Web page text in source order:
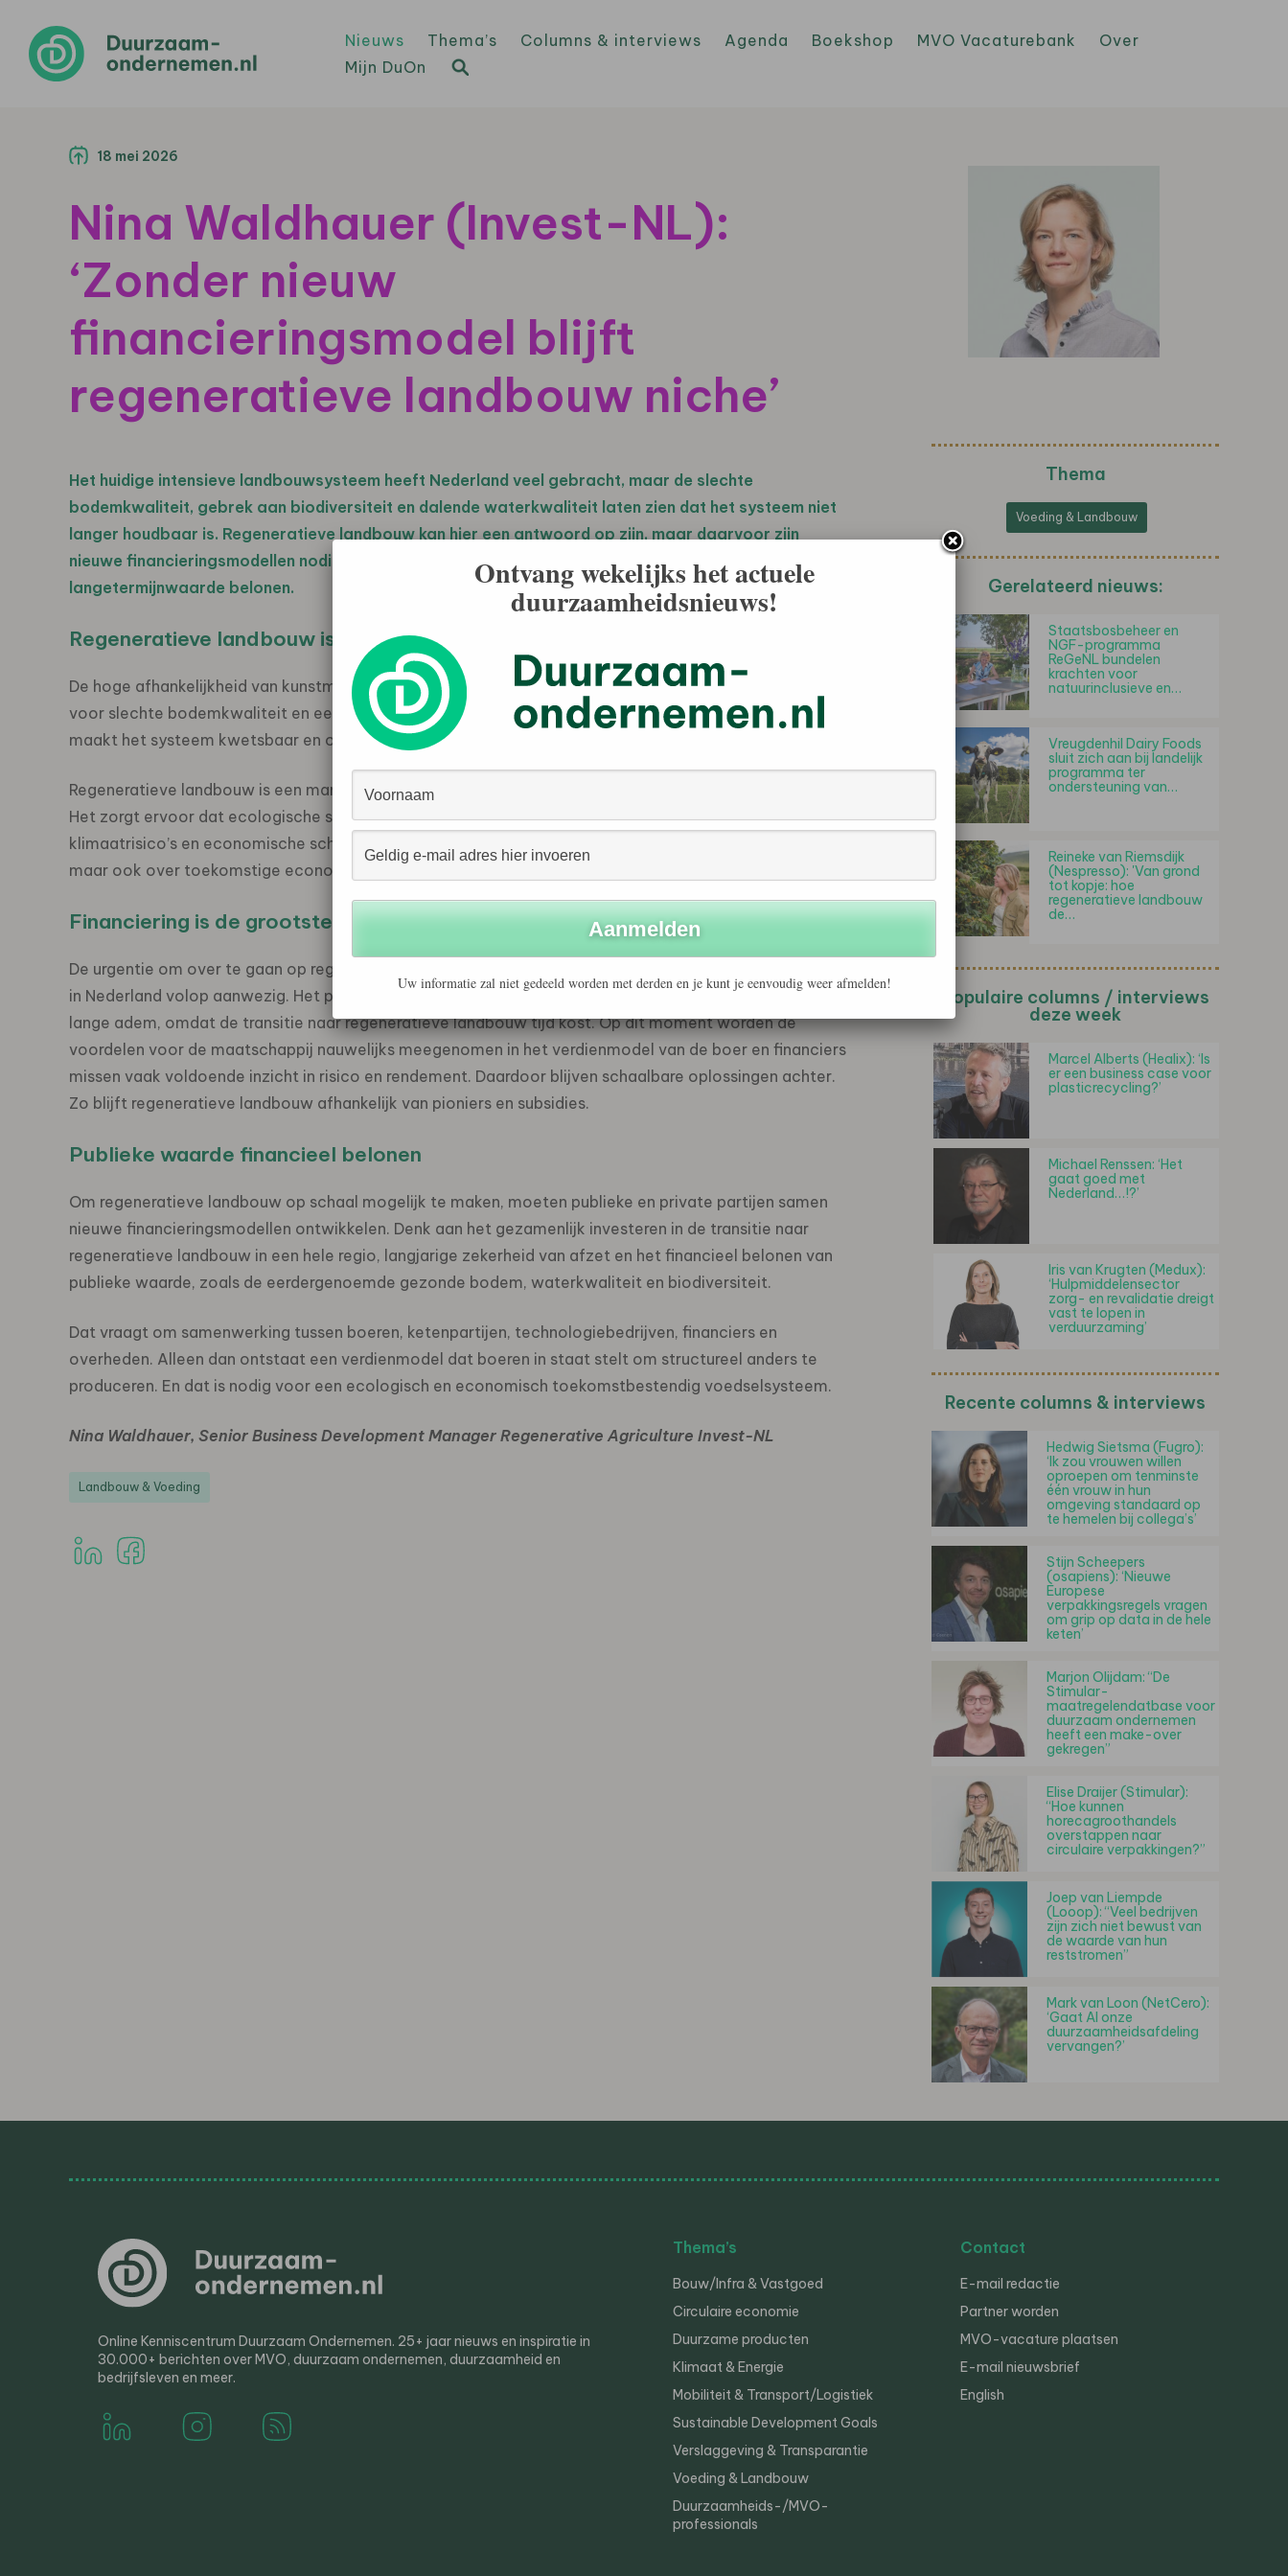
Nieuws Thema’s Columns & interviews Agenda Boekshop MVO Vacaturebank
Over
Mijn DuOn
18 mei 2026
Nina Waldhauer (Invest-NL):
‘Zonder nieuw
financieringsmodel blijft
regeneratieve landbouw niche’
Het huidige intensieve landbouwsysteem heeft Nederland veel gebracht, maar de slechte
bodemkwaliteit, gebrek aan biodiversiteit en dalende waterkwaliteit laten zien dat het systeem niet
langer houdbaar is. Regeneratieve landbouw kan hier een antwoord op zijn, maar daarvoor zijn
nieuwe financieringsmodellen nodig die niet alleen kortetermijnproductie, maar ook
langetermijnwaarde belonen.
Regeneratieve landbouw is een economische transitie.
De hoge afhankelijkheid van kunstmest en gewasbescherming van het huidige landbouwsysteem zorgt
voor slechte bodemkwaliteit en een gebrek aan biodiversiteit, en waterkwaliteit staat onder druk. Dat
maakt het systeem kwetsbaar en op termijn steeds minder houdbaar.
Regeneratieve landbouw is een manier van voedselproductie die de bodem herstelt in plaats van belast.
Het zorgt ervoor dat ecologische systemen in balans blijven en de voedselketen weerbaarder is tegen
klimaatrisico’s en economische schokken. Daarmee gaat deze transitie niet alleen over duurzaamheid,
maar ook over toekomstige economische weerbaarheid.
Financiering is de grootste bottleneck
De urgentie om over te gaan op regeneratieve landbouw is helder en kennis en innovatieve bedrijven zijn
in Nederland volop aanwezig. Het probleem zit vooral in de financiering. Investeringen vragen om een
lange adem, omdat de transitie naar regeneratieve landbouw tijd kost. Op dit moment worden de
voordelen voor de maatschappij nauwelijks meegenomen in het verdienmodel van de boer en financiers
missen vaak voldoende inzicht in risico en rendement. Daardoor blijven schaalbare oplossingen achter.
Zo blijft regeneratieve landbouw afhankelijk van pioniers en subsidies.
Publieke waarde financieel belonen
Om regeneratieve landbouw op schaal mogelijk te maken, moeten publieke en private partijen samen
nieuwe financieringsmodellen ontwikkelen. Denk aan het gezamenlijk investeren in de transitie naar
regeneratieve landbouw in een hele regio, langjarige zekerheid van afzet en het financieel belonen van
publieke waarde, zoals de eerdergenoemde gezonde bodem, waterkwaliteit en biodiversiteit.
Dat vraagt om samenwerking tussen boeren, ketenpartijen, technologiebedrijven, financiers en
overheden. Alleen dan ontstaat een verdienmodel dat boeren in staat stelt om structureel anders te
produceren. En dat is nodig voor een ecologisch en economisch toekomstbestendig voedselsysteem.
Nina Waldhauer, Senior Business Development Manager Regenerative Agriculture Invest-NL
Landbouw & Voeding
Thema
Voeding & Landbouw
Gerelateerd nieuws:
Staatsbosbeheer en
NGF-programma
ReGeNL bundelen
krachten voor
natuurinclusieve en…
Vreugdenhil Dairy Foods
sluit zich aan bij landelijk
programma ter
ondersteuning van…
Reineke van Riemsdijk
(Nespresso): 'Van grond
tot kopje: hoe
regeneratieve landbouw
de…
Populaire columns / interviews
deze week
Marcel Alberts (Healix): ‘Is
er een business case voor
plasticrecycling?’
Michael Renssen: ‘Het
gaat goed met
Nederland…!?’
Iris van Krugten (Medux):
‘Hulpmiddelensector
zorg- en revalidatie dreigt
vast te lopen in
verduurzaming’
Recente columns & interviews
Hedwig Sietsma (Fugro):
‘Ik zou vrouwen willen
oproepen om tenminste
één vrouw in hun
omgeving standaard op
te hemelen bij collega’s’
Stijn Scheepers
(osapiens): ‘Nieuwe
Europese
verpakkingsregels vragen
om grip op data in de hele
keten’
Marjon Olijdam: “De
Stimular-
maatregelendatbase voor
duurzaam ondernemen
heeft een make-over
gekregen”
Elise Draijer (Stimular):
“Hoe kunnen
horecagroothandels
overstappen naar
circulaire verpakkingen?”
Joep van Liempde
(Looop): “Veel bedrijven
zijn zich niet bewust van
de waarde van hun
reststromen”
Mark van Loon (NetCero):
‘Gaat AI onze
duurzaamheidsafdeling
vervangen?’
Online Kenniscentrum Duurzaam Ondernemen. 25+ jaar nieuws en inspiratie in
30.000+ berichten over MVO, duurzaam ondernemen, duurzaamheid en
bedrijfsleven en meer.
Thema’s
Bouw/Infra & Vastgoed
Circulaire economie
Duurzame producten
Klimaat & Energie
Mobiliteit & Transport/Logistiek
Sustainable Development Goals
Verslaggeving & Transparantie
Voeding & Landbouw
Duurzaamheids-/MVO-
professionals
Contact
E-mail redactie
Partner worden
MVO-vacature plaatsen
E-mail nieuwsbrief
English
Ontvang wekelijks het actuele
duurzaamheidsnieuws!
Uw informatie zal niet gedeeld worden met derden en je kunt je eenvoudig weer afmelden!